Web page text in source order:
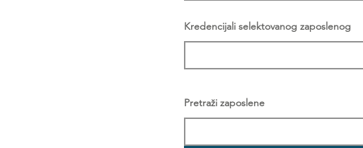
Kredencijali selektovanog zaposlenog
Pretraži zaposlene